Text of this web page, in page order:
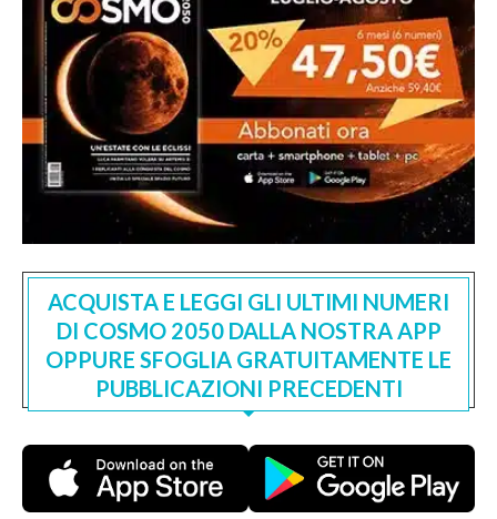
ACQUISTA E LEGGI GLI ULTIMI NUMERI
DI COSMO 2050 DALLA NOSTRA APP
OPPURE SFOGLIA GRATUITAMENTE LE
PUBBLICAZIONI PRECEDENTI